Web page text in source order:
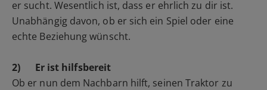
er sucht. Wesentlich ist, dass er ehrlich zu dir ist.
Unabhängig davon, ob er sich ein Spiel oder eine
echte Beziehung wünscht.
2) Er ist hilfsbereit
Ob er nun dem Nachbarn hilft, seinen Traktor zu